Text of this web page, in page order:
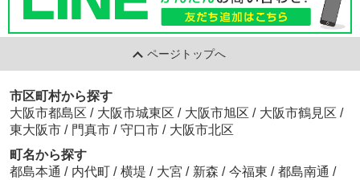
ページトップへ
市区町村から探す
大阪市都島区 / 大阪市城東区 / 大阪市旭区 / 大阪市鶴見区 /
東大阪市 / 門真市 / 守口市 / 大阪市北区
町名から探す
都島本通 / 内代町 / 横堤 / 大宮 / 新森 / 今福東 / 都島南通 /